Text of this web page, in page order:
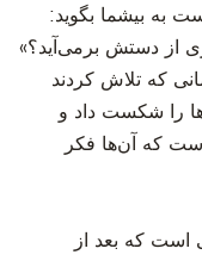
به بیشما بگوید:
از دستش برمی‌آید؟»
که تلاش کردند
را شکست داد و
که آن‌ها فکر
است که بعد از